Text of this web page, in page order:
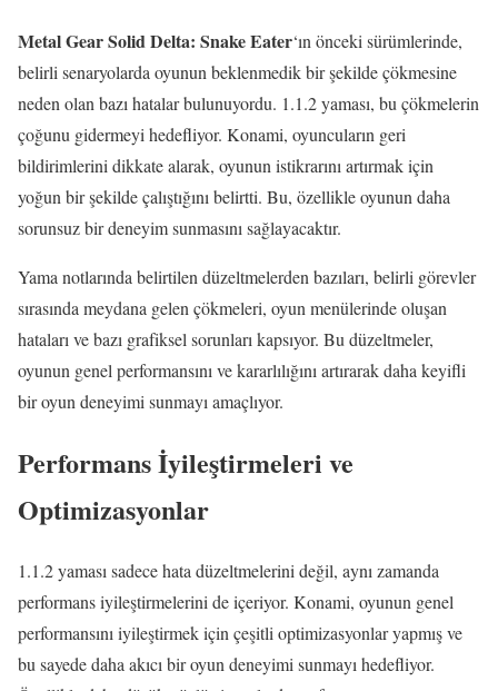
Metal Gear Solid Delta: Snake Eater‘ın önceki sürümlerinde,
belirli senaryolarda oyunun beklenmedik bir şekilde çökmesine
neden olan bazı hatalar bulunuyordu. 1.1.2 yaması, bu çökmelerin
çoğunu gidermeyi hedefliyor. Konami, oyuncuların geri
bildirimlerini dikkate alarak, oyunun istikrarını artırmak için
yoğun bir şekilde çalıştığını belirtti. Bu, özellikle oyunun daha
sorunsuz bir deneyim sunmasını sağlayacaktır.
Yama notlarında belirtilen düzeltmelerden bazıları, belirli görevler
sırasında meydana gelen çökmeleri, oyun menülerinde oluşan
hataları ve bazı grafiksel sorunları kapsıyor. Bu düzeltmeler,
oyunun genel performansını ve kararlılığını artırarak daha keyifli
bir oyun deneyimi sunmayı amaçlıyor.
Performans İyileştirmeleri ve
Optimizasyonlar
1.1.2 yaması sadece hata düzeltmelerini değil, aynı zamanda
performans iyileştirmelerini de içeriyor. Konami, oyunun genel
performansını iyileştirmek için çeşitli optimizasyonlar yapmış ve
bu sayede daha akıcı bir oyun deneyimi sunmayı hedefliyor.